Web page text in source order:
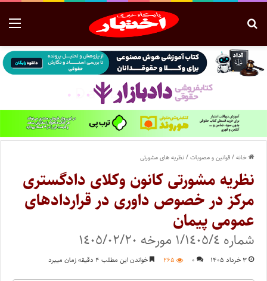
خانه/قوانین و مصوبات/نظریه های مشورتی
نظریه مشورتی کانون وکلای دادگستری
مرکز در خصوص داوری در قراردادهای
عمومی پیمان
شماره ١/١٤٠٥/٤ مورخه ١٤٠٥/٠٢/٢٠
۳ خرداد ۱۴۰۵ ۰ ۲۶۵ خواندن این مطلب ۴ دقیقه زمان میبرد